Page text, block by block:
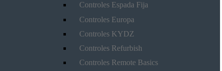
Controles Espada Fija
Controles Europa
Controles KYDZ
Controles Refurbish
Controles Remote Basics